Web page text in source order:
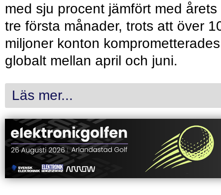
med sju procent jämfört med årets
tre första månader, trots att över
miljoner konton komprometterades
globalt mellan april och juni.
Läs mer...